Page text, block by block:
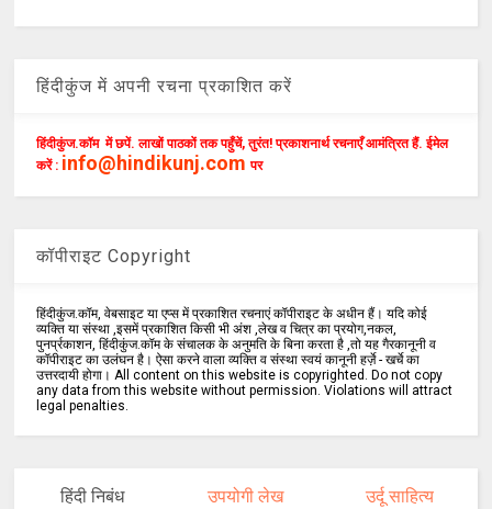
हिंदीकुंज में अपनी रचना प्रकाशित करें
हिंदीकुंज.कॉम में छपें. लाखों पाठकों तक पहुँचें, तुरंत! प्रकाशनार्थ रचनाएँ आमंत्रित हैं. ईमेल
करें : info@hindikunj.com पर
कॉपीराइट Copyright
हिंदीकुंज.कॉम, वेबसाइट या एप्स में प्रकाशित रचनाएं कॉपीराइट के अधीन हैं। यदि कोई
व्यक्ति या संस्था ,इसमें प्रकाशित किसी भी अंश ,लेख व चित्र का प्रयोग,नकल,
पुनर्प्रकाशन, हिंदीकुंज.कॉम के संचालक के अनुमति के बिना करता है ,तो यह गैरकानूनी व
कॉपीराइट का उलंघन है। ऐसा करने वाला व्यक्ति व संस्था स्वयं कानूनी हर्ज़े - खर्चे का
उत्तरदायी होगा। All content on this website is copyrighted. Do not copy
any data from this website without permission. Violations will attract
legal penalties.
हिंदी निबंध उपयोगी लेख उर्दू साहित्य